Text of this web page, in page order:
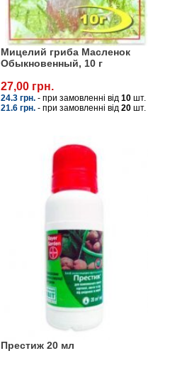
Мицелий гриба Масленок
Обыкновенный, 10 г
27,00 грн.
24.3 грн.- при замовленні від 10шт.
21.6 грн.- при замовленні від 20шт.
Престиж 20 мл